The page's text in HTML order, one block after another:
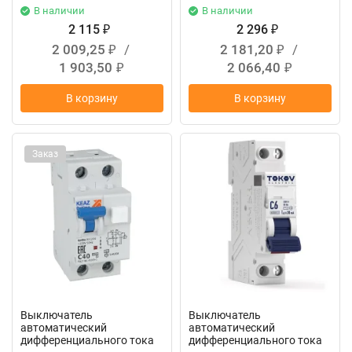
В наличии
2 115 ₽
2 009,25 ₽
/
1 903,50 ₽
В корзину
В наличии
2 296 ₽
2 181,20 ₽
/
2 066,40 ₽
В корзину
Заказ
Выключатель
автоматический
дифференциального тока
Выключатель
автоматический
дифференциального тока